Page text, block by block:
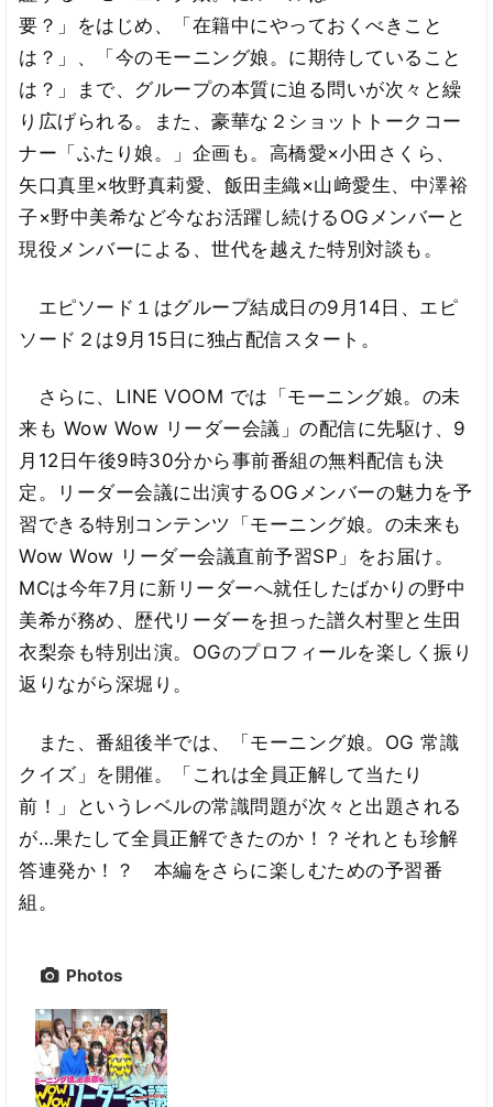
要？」をはじめ、「在籍中にやっておくべきこと
は？」、「今のモーニング娘。に期待していること
は？」まで、グループの本質に迫る問いが次々と繰
り広げられる。また、豪華な２ショットトークコー
ナー「ふたり娘。」企画も。高橋愛×小田さくら、
矢口真里×牧野真莉愛、飯田圭織×山﨑愛生、中澤裕
子×野中美希など今なお活躍し続けるOGメンバーと
現役メンバーによる、世代を越えた特別対談も。
エピソード１はグループ結成日の9月14日、エピ
ソード２は9月15日に独占配信スタート。
さらに、LINE VOOM では「モーニング娘。の未
来も Wow Wow リーダー会議」の配信に先駆け、9
月12日午後9時30分から事前番組の無料配信も決
定。リーダー会議に出演するOGメンバーの魅力を予
習できる特別コンテンツ「モーニング娘。の未来も
Wow Wow リーダー会議直前予習SP」をお届け。
MCは今年7月に新リーダーへ就任したばかりの野中
美希が務め、歴代リーダーを担った譜久村聖と生田
衣梨奈も特別出演。OGのプロフィールを楽しく振り
返りながら深堀り。
また、番組後半では、「モーニング娘。OG 常識
クイズ」を開催。「これは全員正解して当たり
前！」というレベルの常識問題が次々と出題される
が…果たして全員正解できたのか！？それとも珍解
答連発か！？ 本編をさらに楽しむための予習番
組。
Photos